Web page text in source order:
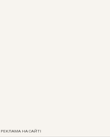
РЕКЛАМА НА САЙТІ